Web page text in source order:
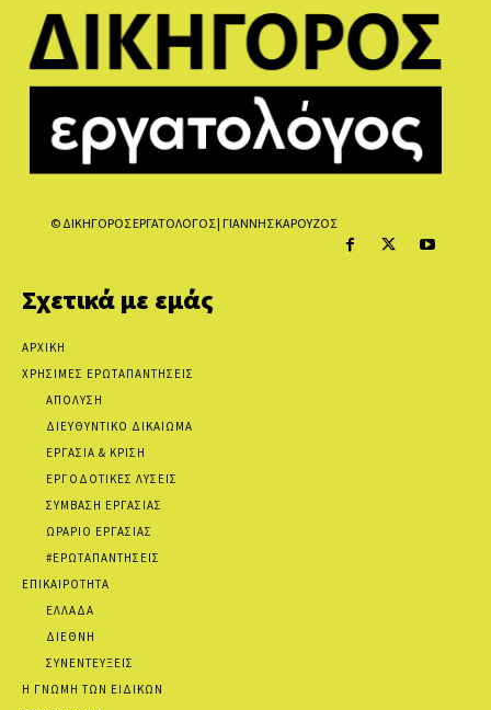
© ΔΙΚΗΓΟΡΟΣ ΕΡΓΑΤΟΛΟΓΟΣ | ΓΙΑΝΝΗΣ ΚΑΡΟΥΖΟΣ
Σχετικά με εμάς
ΑΡΧΙΚΗ
ΧΡΗΣΙΜΕΣ ΕΡΩΤΑΠΑΝΤΗΣΕΙΣ
ΑΠΟΛΥΣΗ
ΔΙΕΥΘΥΝΤΙΚΟ ΔΙΚΑΙΩΜΑ
ΕΡΓΑΣΙΑ & ΚΡΙΣΗ
ΕΡΓΟΔΟΤΙΚΕΣ ΛΥΣΕΙΣ
ΣΥΜΒΑΣΗ ΕΡΓΑΣΙΑΣ
ΩΡΑΡΙΟ ΕΡΓΑΣΙΑΣ
#ΕΡΩΤΑΠΑΝΤΗΣΕΙΣ
ΕΠΙΚΑΙΡΟΤΗΤΑ
ΕΛΛΑΔΑ
ΔΙΕΘΝΗ
ΣΥΝΕΝΤΕΥΞΕΙΣ
Η ΓΝΩΜΗ ΤΩΝ ΕΙΔΙΚΩΝ